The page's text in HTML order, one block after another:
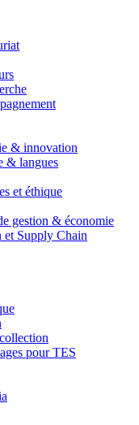
& innovation
& langues
et éthique
gestion & économie
et Supply Chain
pour TES